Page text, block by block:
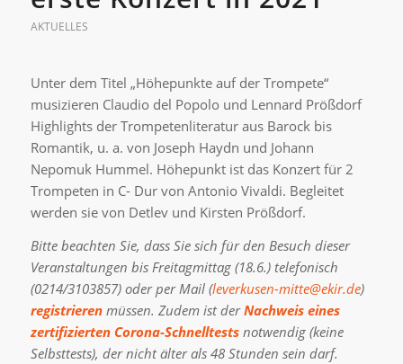
AKTUELLES
Unter dem Titel „Höhepunkte auf der Trompete“
musizieren Claudio del Popolo und Lennard Prößdorf
Highlights der Trompetenliteratur aus Barock bis
Romantik, u. a. von Joseph Haydn und Johann
Nepomuk Hummel. Höhepunkt ist das Konzert für 2
Trompeten in C- Dur von Antonio Vivaldi. Begleitet
werden sie von Detlev und Kirsten Prößdorf.
Bitte beachten Sie, dass Sie sich für den Besuch dieser
Veranstaltungen bis Freitagmittag (18.6.) telefonisch
(0214/3103857) oder per Mail (leverkusen-mitte@ekir.de)
registrierenmüssen. Zudem ist derNachweis eines
zertifizierten Corona-Schnelltestsnotwendig (keine
Selbsttests), der nicht älter als 48 Stunden sein darf.